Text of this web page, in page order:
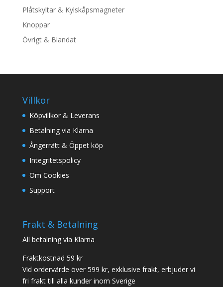
Plåtskyltar & Kylskåpsmagneter
Knoppar
Övrigt & Blandat
Villkor
Köpvillkor & Leverans
Betalning via Klarna
Ångerrätt & Öppet köp
Integritetspolicy
Om Cookies
Support
Frakt & Betalning
All betalning via Klarna
Fraktkostnad 59 kr
Vid ordervärde över 599 kr, exklusive frakt, erbjuder vi
fri frakt till alla kunder inom Sverige